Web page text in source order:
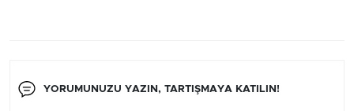
YORUMUNUZU YAZIN, TARTIŞMAYA KATILIN!